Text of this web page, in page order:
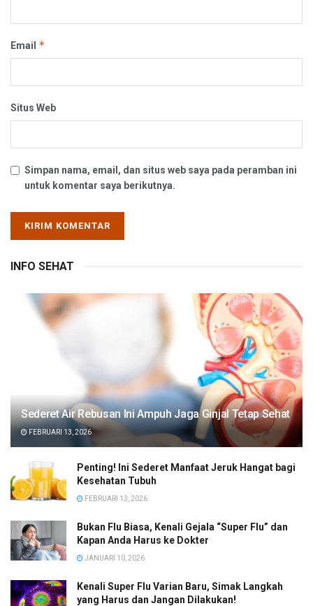
Email *
Situs Web
Simpan nama, email, dan situs web saya pada peramban ini
untuk komentar saya berikutnya.
INFO SEHAT
Sederet Air Rebusan Ini Ampuh Jaga Ginjal Tetap Sehat
FEBRUARI 13, 2026
Penting! Ini Sederet Manfaat Jeruk Hangat bagi
Kesehatan Tubuh
FEBRUARI 13, 2026
Bukan Flu Biasa, Kenali Gejala “Super Flu” dan
Kapan Anda Harus ke Dokter
JANUARI 10, 2026
Kenali Super Flu Varian Baru, Simak Langkah
yang Harus dan Jangan Dilakukan!